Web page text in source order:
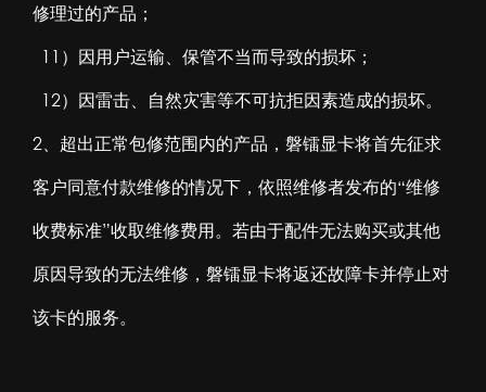
修理过的产品；
11）因用户运输、保管不当而导致的损坏；
12）因雷击、自然灾害等不可抗拒因素造成的损坏。
2、超出正常包修范围内的产品，磐镭显卡将首先征求
客户同意付款维修的情况下，依照维修者发布的“维修
收费标准”收取维修费用。若由于配件无法购买或其他
原因导致的无法维修，磐镭显卡将返还故障卡并停止对
该卡的服务。